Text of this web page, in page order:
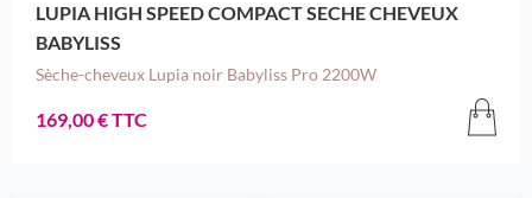
LUPIA HIGH SPEED COMPACT SECHE CHEVEUX
BABYLISS
Sèche-cheveux Lupia noir Babyliss Pro 2200W
169,00 € TTC